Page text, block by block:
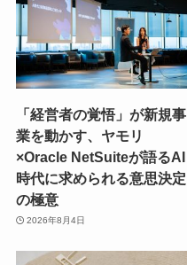
「経営者の覚悟」が新規事
業を動かす、ヤモリ
×Oracle NetSuiteが語るAI
時代に求められる意思決定
の極意
2026年8月4日